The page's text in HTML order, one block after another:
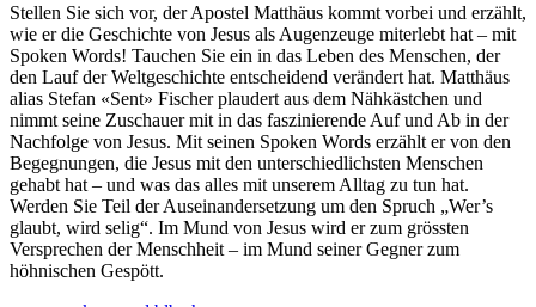
Stellen Sie sich vor, der Apostel Matthäus kommt vorbei und erzählt,
wie er die Geschichte von Jesus als Augenzeuge miterlebt hat – mit
Spoken Words! Tauchen Sie ein in das Leben des Menschen, der
den Lauf der Weltgeschichte entscheidend verändert hat. Matthäus
alias Stefan «Sent» Fischer plaudert aus dem Nähkästchen und
nimmt seine Zuschauer mit in das faszinierende Auf und Ab in der
Nachfolge von Jesus. Mit seinen Spoken Words erzählt er von den
Begegnungen, die Jesus mit den unterschiedlichsten Menschen
gehabt hat – und was das alles mit unserem Alltag zu tun hat.
Werden Sie Teil der Auseinandersetzung um den Spruch „Wer’s
glaubt, wird selig“. Im Mund von Jesus wird er zum grössten
Versprechen der Menschheit – im Mund seiner Gegner zum
höhnischen Gespött.